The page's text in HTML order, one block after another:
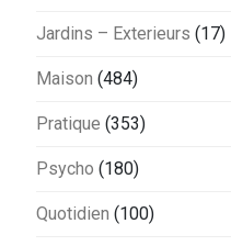
Jardins – Exterieurs (17)
Maison (484)
Pratique (353)
Psycho (180)
Quotidien (100)